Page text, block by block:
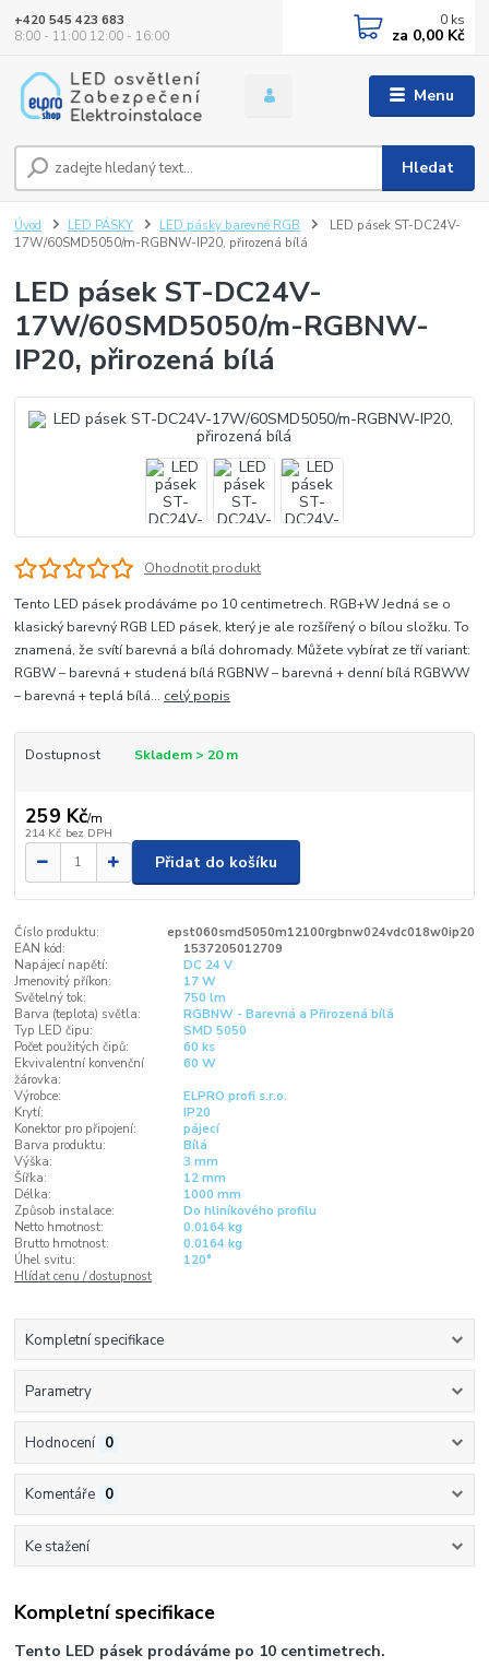
Menu
Hledat
+420 545 423 683
8:00 - 11:00 12:00 - 16:00
0 ks
za 0,00 Kč
Úvod LED PÁSKY LED pásky barevné RGB
LED pásek ST-DC24V-
17W/60SMD5050/m-RGBNW-IP20, přirozená bílá
LED pásek ST-DC24V-
17W/60SMD5050/m-RGBNW-
IP20, přirozená bílá
Ohodnotit produkt
Tento LED pásek prodáváme po 10 centimetrech. RGB+W Jedná se o
klasický barevný RGB LED pásek, který je ale rozšířený o bílou složku. To
znamená, že svítí barevná a bílá dohromady. Můžete vybírat ze tří variant:
RGBW – barevná + studená bílá RGBNW – barevná + denní bílá RGBWW
– barevná + teplá bílá... celý popis
Dostupnost Skladem > 20 m
259 Kč/m
214 Kč bez DPH
Přidat do košíku
Číslo produktu:
epst060smd5050m12100rgbnw024vdc018w0ip20
EAN kód:
1537205012709
Napájecí napětí:
DC 24 V
Jmenovitý příkon:
17 W
Světelný tok:
750 lm
Barva (teplota) světla:
RGBNW - Barevná a Přirozená bílá
Typ LED čipu:
SMD 5050
Počet použitých čipů:
60 ks
Ekvivalentní konvenční
žárovka:
60 W
Výrobce:
ELPRO profi s.r.o.
Krytí:
IP20
Konektor pro připojení:
pájecí
Barva produktu:
Bílá
Výška:
3 mm
Šířka:
12 mm
Délka:
1000 mm
Způsob instalace:
Do hliníkového profilu
Netto hmotnost:
0.0164 kg
Brutto hmotnost:
0.0164 kg
Úhel svitu:
120°
Hlídat cenu / dostupnost
Kompletní specifikace
Parametry
Hodnocení 0
Komentáře 0
Ke stažení
Kompletní specifikace
Tento LED pásek prodáváme po 10 centimetrech.